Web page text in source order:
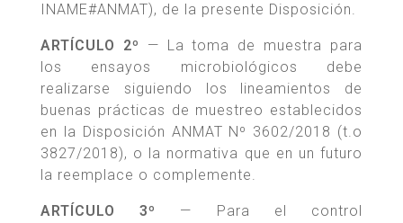
INAME#ANMAT), de la presente Disposición.
ARTÍCULO 2º — La toma de muestra para
los ensayos microbiológicos debe
realizarse siguiendo los lineamientos de
buenas prácticas de muestreo establecidos
en la Disposición ANMAT Nº 3602/2018 (t.o
3827/2018), o la normativa que en un futuro
la reemplace o complemente.
ARTÍCULO 3º
— Para el control